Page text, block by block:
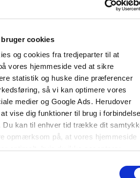
bruger cookies
og cookies fra tredjeparter til at
vores hjemmeside ved at sikre
statistik og huske dine præferencer
så vi kan optimere vores
medier og Google Ads. Herudover
vise dig funktioner til brug i
Du kan til enhver tid trække dit
opmærksom på, at vores hjemmeside
af børnegrupper og
strategier samt konkrete
af børnegrupper og
så børnene kommer trygt og
vigtige år af deres liv.
understøtter arbejdet
den nye styrkede læreplan.
bud på et bredt
hvordan begrebet
og forstås i en
læringsmiljø.